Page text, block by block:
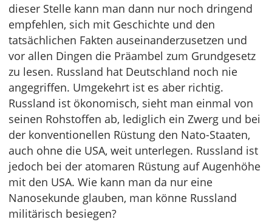
dieser Stelle kann man dann nur noch dringend
empfehlen, sich mit Geschichte und den
tatsächlichen Fakten auseinanderzusetzen und
vor allen Dingen die Präambel zum Grundgesetz
zu lesen. Russland hat Deutschland noch nie
angegriffen. Umgekehrt ist es aber richtig.
Russland ist ökonomisch, sieht man einmal von
seinen Rohstoffen ab, lediglich ein Zwerg und bei
der konventionellen Rüstung den Nato-Staaten,
auch ohne die USA, weit unterlegen. Russland ist
jedoch bei der atomaren Rüstung auf Augenhöhe
mit den USA. Wie kann man da nur eine
Nanosekunde glauben, man könne Russland
militärisch besiegen?